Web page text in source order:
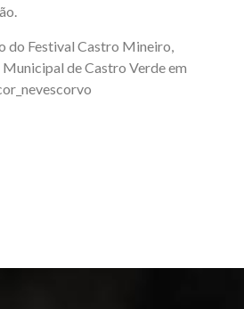
do Festival Castro Mineiro,
de Castro Verde em